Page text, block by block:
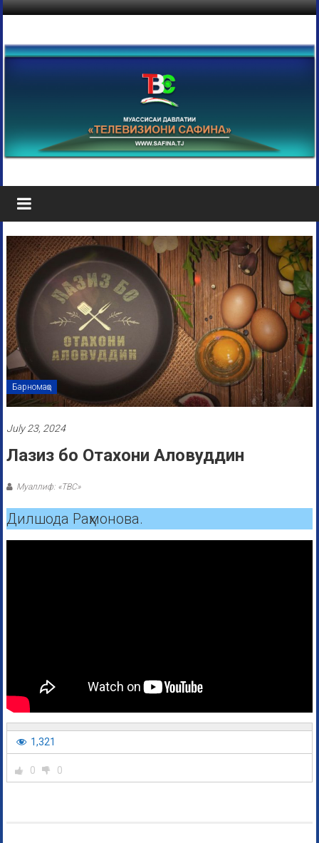
Барномаҳо
July 23, 2024
Лазиз бо Отахони Аловуддин
Муаллиф: «ТВС»
Дилшода Раҳмонова.
1,321
0 0